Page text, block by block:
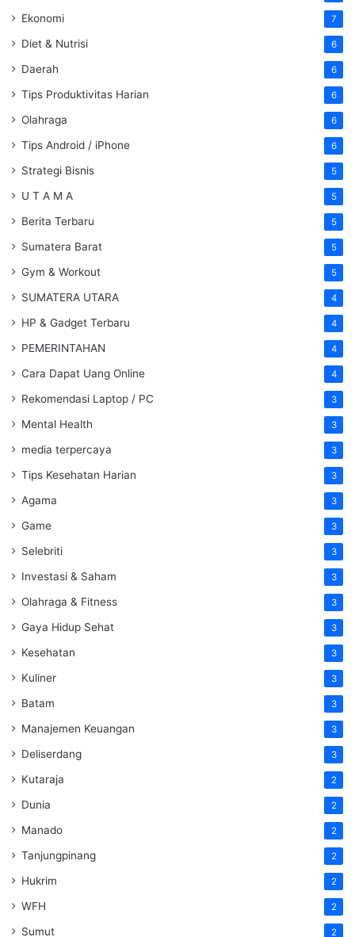
Ekonomi 7
Diet & Nutrisi 6
Daerah 6
Tips Produktivitas Harian 6
Olahraga 6
Tips Android / iPhone 6
Strategi Bisnis 5
U T A M A 5
Berita Terbaru 5
Sumatera Barat 5
Gym & Workout 5
SUMATERA UTARA 4
HP & Gadget Terbaru 4
PEMERINTAHAN 4
Cara Dapat Uang Online 4
Rekomendasi Laptop / PC 3
Mental Health 3
media terpercaya 3
Tips Kesehatan Harian 3
Agama 3
Game 3
Selebriti 3
Investasi & Saham 3
Olahraga & Fitness 3
Gaya Hidup Sehat 3
Kesehatan 3
Kuliner 3
Batam 3
Manajemen Keuangan 3
Deliserdang 3
Kutaraja 2
Dunia 2
Manado 2
Tanjungpinang 2
Hukrim 2
WFH 2
Sumut 2